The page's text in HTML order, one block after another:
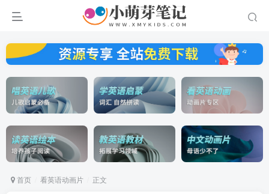
首页 看英语动画片 正文